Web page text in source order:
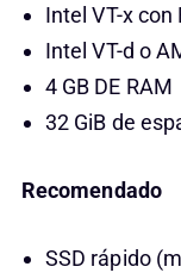
Intel VT-x con
Intel VT-d o
4 GB DE RAM
32 GiB de
Recomendado
SSD rápido